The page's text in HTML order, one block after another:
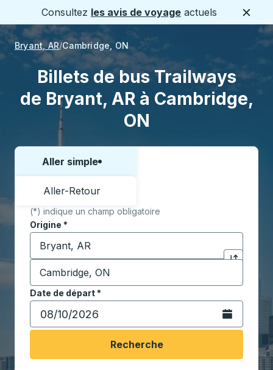
Consultez les avis de voyage actuels
Bryant, AR Cambridge, ON
Billets de bus Trailways
de Bryant, AR à Cambridge,
ON
Choisissez un sens ou un aller-retour:
Aller simple
Aller-Retour
(*) indique un champ obligatoire
Origine *
Commencez à saisir la ville d'origine pour ouvrir
Cliquez
Destination *
Commencez à saisir la ville de destination pour
Date de départ*
Tapez la date au format date Barre oblique du mois à
Ouvrez le
Recherche